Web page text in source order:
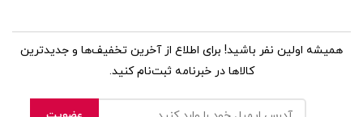
همیشه اولین نفر باشید! برای اطلاع از آخرین تخفیف‌ها و جدیدترین
کالاها در خبرنامه ثبت‌نام کنید.